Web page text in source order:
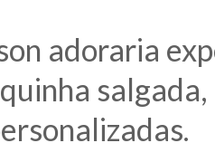
adoraria